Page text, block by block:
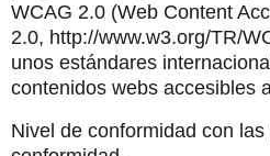
WCAG 2.0 (Web Content
2.0, http://www.w3.org/TR/
unos estándares
contenidos webs accesibles
Nivel de conformidad con